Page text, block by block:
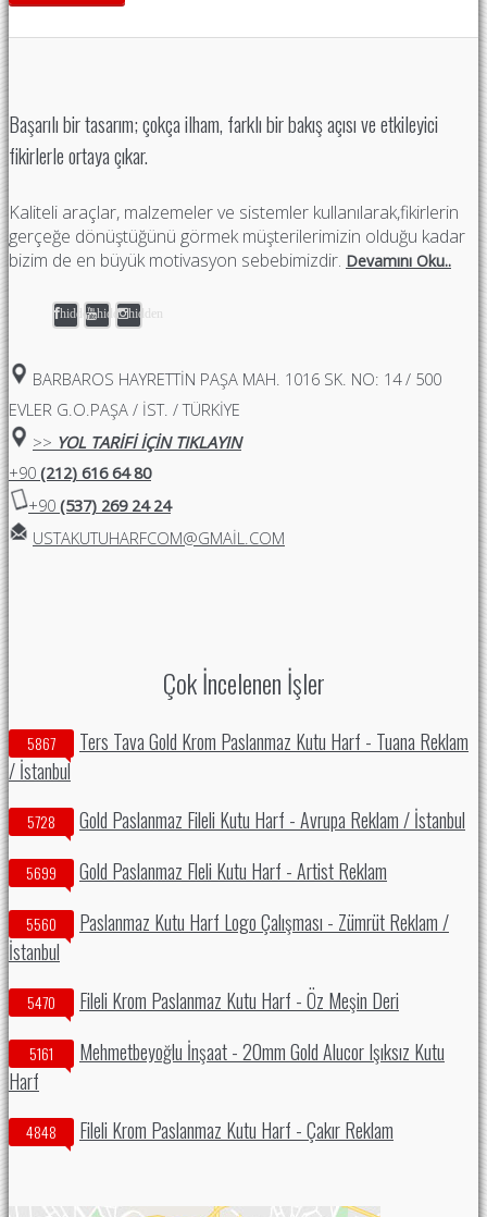
Başarılı bir tasarım; çokça ilham, farklı bir bakış açısı ve etkileyici
fikirlerle ortaya çıkar.
Kaliteli araçlar, malzemeler ve sistemler kullanılarak,fikirlerin
gerçeğe dönüştüğünü görmek müşterilerimizin olduğu kadar
bizim de en büyük motivasyon sebebimizdir. Devamını Oku..
hiddenhiddenhidden
BARBAROS HAYRETTIN PAŞA MAH. 1016 SK. NO: 14 / 500
EVLER G.O.PAŞA / İST. / TÜRKİYE
>> YOL TARİFİ İÇİN TIKLAYIN
+90 (212) 616 64 80
+90 (537) 269 24 24
USTAKUTUHARFCOM@GMAIL.COM
Çok İncelenen İşler
5867
Ters Tava Gold Krom Paslanmaz Kutu Harf - Tuana Reklam
/ İstanbul
5728 Gold Paslanmaz Fileli Kutu Harf - Avrupa Reklam / İstanbul
5699 Gold Paslanmaz Fleli Kutu Harf - Artist Reklam
5560
Paslanmaz Kutu Harf Logo Çalışması - Zümrüt Reklam /
İstanbul
5470 Fileli Krom Paslanmaz Kutu Harf - Öz Meşin Deri
5161
Mehmetbeyoğlu İnşaat - 20mm Gold Alucor Işıksız Kutu
Harf
4848 Fileli Krom Paslanmaz Kutu Harf - Çakır Reklam